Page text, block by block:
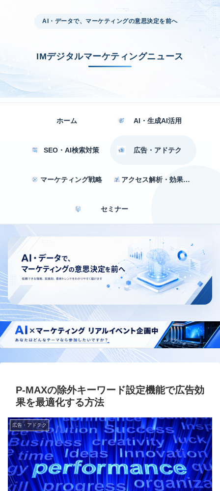
AI・データで、マーケティングの意思決定を前へ
IMデジタルマーケティングニュース
ホーム AI・生成AI活用
SEO・AI検索対策 広告・アドテク
マーケティング戦略 アクセス解析・効果測定
セミナー
P-MAXの除外キーワード設定機能で広告効
果を最適化する方法
広告・アドテク